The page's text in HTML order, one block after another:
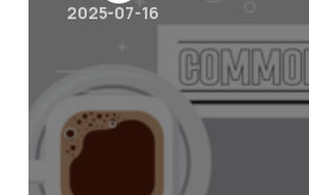
2025-07-16